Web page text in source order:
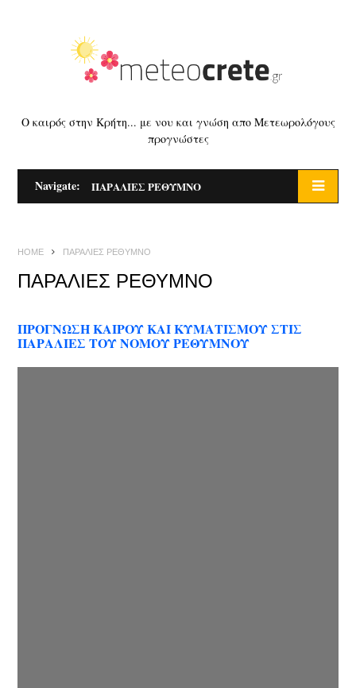
Ο καιρός στην Κρήτη... με νου και γνώση απο Μετεωρολόγους
προγνώστες
Navigate: ΠΑΡΑΛΙΕΣ ΡΕΘΥΜΝΟ
HOME ΠΑΡΑΛΙΕΣ ΡΕΘΥΜΝΟ
ΠΑΡΑΛΙΕΣ ΡΕΘΥΜΝΟ
ΠΡΟΓΝΩΣΗ ΚΑΙΡΟΥ ΚΑΙ ΚΥΜΑΤΙΣΜΟΥ ΣΤΙΣ
ΠΑΡΑΛΙΕΣ ΤΟΥ ΝΟΜΟΥ ΡΕΘΥΜΝΟΥ